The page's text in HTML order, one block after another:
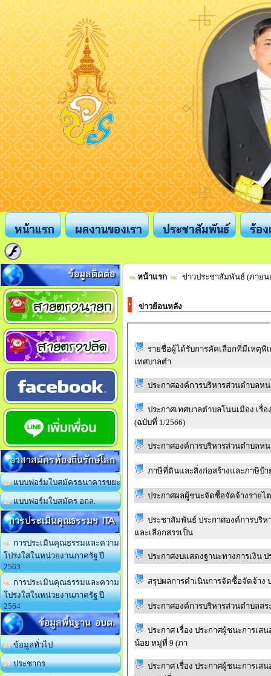
หน้าแรก ผลงานของเรา ประชาสัมพันธ์ ร้อ
ข้อมูลติดต่อ
อาสาสมัครท้องถิ่นรักษ์โลก
แบบฟอร์มใบสมัครธนาคารขยะ
แบบฟอร์มใบสมัคร อถล.
การประเมินคุณธรรมฯ ITA
การประเมินคุณธรรมและความ
โปร่งใสในหน่วยงานภาครัฐ ปี
2563
การประเมินคุณธรรมและความ
โปร่งใสในหน่วยงานภาครัฐ ปี
2564
ข้อมูลพื้นฐาน อบต.
ข้อมูลทั่วไป
ประชากร
หน้าแรก ข่าวประชาสัมพันธ์ (ภาย
ข่าวย้อนหลัง
รายชื่อผู้ได้รับการคัดเลือกที่มีเหตุ
เทศบาลตำ
ประกาศองค์การบริหารส่วนตำบลห
ประกาศเทศบาลตำบลโนนเมือง เรื่
(ฉบับที่ 1/2566)
ประกาศองค์การบริหารส่วนตำบลห
ภาษีที่ดินและสิ่งก่อสร้างและภาษีป้า
ประกาศผลผู้ชนะจัดซื้อจัดจ้างรายไ
ประชาสัมพันธ์ ประกาศองค์การบริหารส่วนตำบลเมือ
และเลือกสรรเป็น
ประกาศงบแสดงฐานะทางการเงิน
สรุปผลการดำเนินการจัดซื้อจัดจ้าง
ประกาศองค์การบริหารส่วนตำบลสร
ประกาศ เรื่อง ประกาศผู้ชนะการเ
น้อย หมู่ที่ 9 (ภา
ประกาศ เรื่อง ประกาศผู้ชนะการเ